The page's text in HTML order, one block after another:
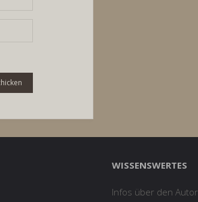
WISSENSWERTES
Infos über den Autor